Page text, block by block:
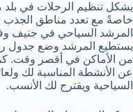
يشكل تنظيم الرحلات في بلد
خاصةً مع تعدد مناطق الجذب
المرشد السياحي في جنيف
يستطيع المرشد وضع جدول
من الأماكن في أقصر وقت.
عن الأنشطة المناسبة لك
السياحية ويقترح لك الأنسب.